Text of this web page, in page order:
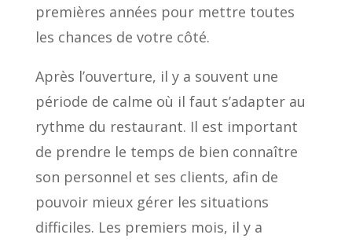
premières années pour mettre toutes
les chances de votre côté.
Après l’ouverture, il y a souvent une
période de calme où il faut s’adapter au
rythme du restaurant. Il est important
de prendre le temps de bien connaître
son personnel et ses clients, afin de
pouvoir mieux gérer les situations
difficiles. Les premiers mois, il y a